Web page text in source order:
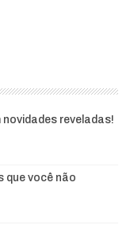
reveladas!
que você não